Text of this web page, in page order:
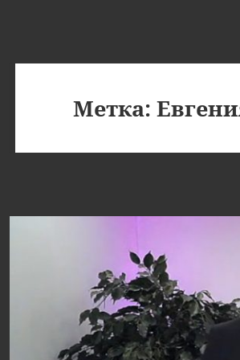
Метка: